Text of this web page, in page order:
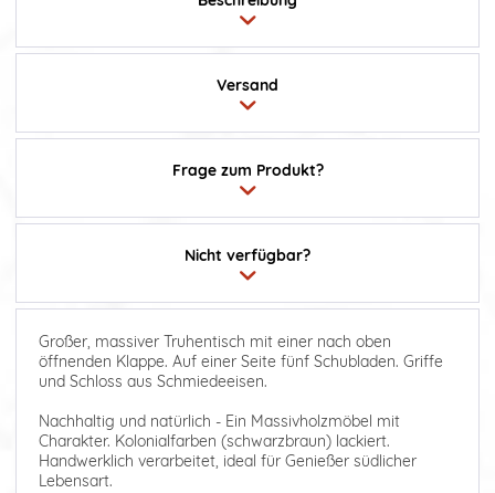
Frage zum Produkt?
Versand
Nicht verfügbar?
Großer, massiver Truhentisch mit einer nach oben
öffnenden Klappe. Auf einer Seite fünf Schubladen. Griffe
und Schloss aus Schmiedeeisen.
Nachhaltig und natürlich - Ein Massivholzmöbel mit
Charakter. Kolonialfarben (schwarzbraun) lackiert.
Handwerklich verarbeitet, ideal für Genießer südlicher
Lebensart.